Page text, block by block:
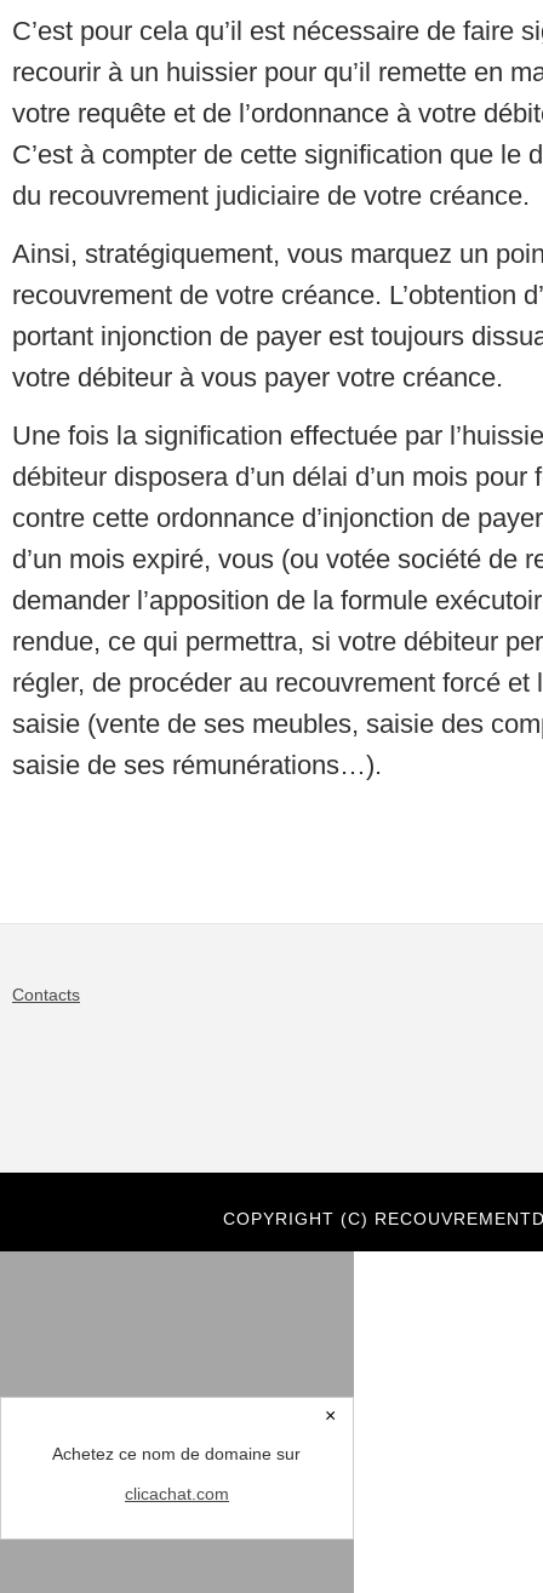
C’est pour cela qu’il est nécessaire de faire
recourir à un huissier pour qu’il remette en
votre requête et de l’ordonnance à votre
C’est à compter de cette signification que le
du recouvrement judiciaire de votre créance.
Ainsi, stratégiquement, vous marquez un
recouvrement de votre créance. L’obtention
portant injonction de payer est toujours
votre débiteur à vous payer votre créance.
Une fois la signification effectuée par
débiteur disposera d’un délai d’un mois
contre cette ordonnance d’injonction de
d’un mois expiré, vous (ou votée société de
demander l’apposition de la formule
rendue, ce qui permettra, si votre débiteur
régler, de procéder au recouvrement forcé
saisie (vente de ses meubles, saisie des
saisie de ses rémunérations…).
Contacts
COPYRIGHT (C)
×
Achetez ce nom de domaine sur
clicachat.com